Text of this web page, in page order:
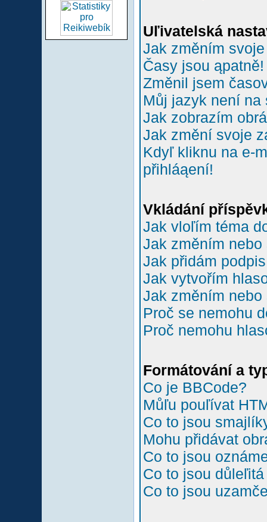
Uľivatelská
Jak změním
Časy jsou ąpatně!
Změnil jsem
Můj jazyk není na
Jak zobrazím
Jak změní svoje
Kdyľ kliknu na e-
přihláąení!
Vkládání
Jak vloľím téma
Jak změním
Jak přidám
Jak vytvořím
Jak změním
Proč se nemohu
Proč nemohu
Formátování a
Co je BBCode?
Můľu pouľívat
Co to jsou
Mohu přidávat
Co to jsou
Co to jsou
Co to jsou